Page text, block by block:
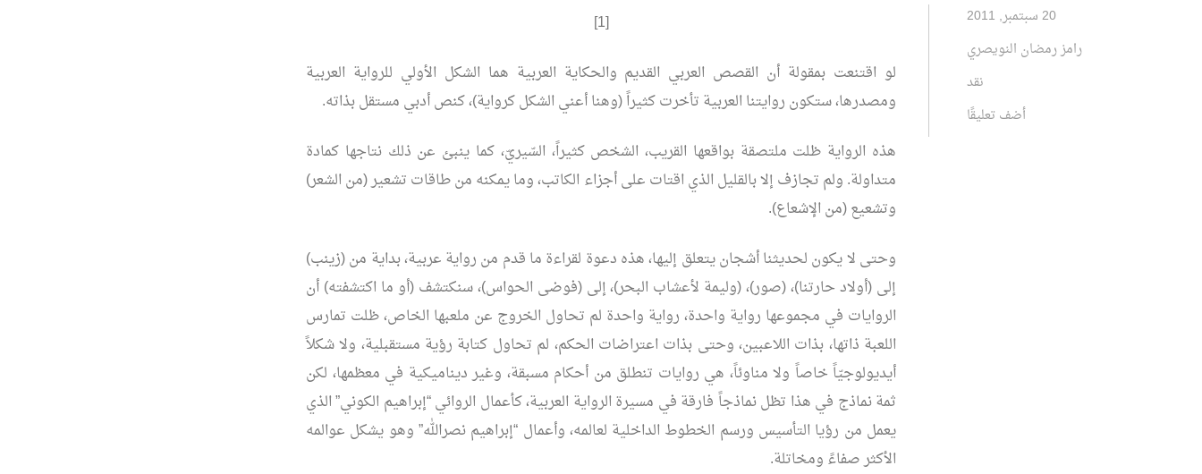
(كـذبة
أرواحـنا)*
20 سبتمبر, 2011
رامز رمضان النويصري
نقد
أضف تعليقًا
[1]
لو اقتنعت بمقولة أن القصص العربي القديم والحكاية العربية هما الشكل الأولي للرواية العربية
ومصدرها، ستكون روايتنا العربية تأخرت كثيراً (وهنا أعني الشكل كرواية)، كنص أدبي مستقل بذاته.
هذه الرواية ظلت ملتصقة بواقعها القريب، الشخص كثيراً، السّيريّ، كما ينبئ عن ذلك نتاجها كمادة
متداولة. ولم تجازف إلا بالقليل الذي اقتات على أجزاء الكاتب، وما يمكنه من طاقات تشعير (من الشعر)
وتشعيع (من الإشعاع).
وحتى لا يكون لحديثنا أشجان يتعلق إليها، هذه دعوة لقراءة ما قدم من رواية عربية، بداية من (زينب)
إلى (أولاد حارتنا)، (صور)، (وليمة لأعشاب البحر)، إلى (فوضى الحواس)، سنكتشف (أو ما اكتشفته) أن
الروايات في مجموعها رواية واحدة، رواية واحدة لم تحاول الخروج عن ملعبها الخاص، ظلت تمارس
اللعبة ذاتها، بذات اللاعبين، وحتى بذات اعتراضات الحكم، لم تحاول كتابة رؤية مستقبلية، ولا شكلاً
أيديولوجيّاً خاصاً ولا مناوئاً، هي روايات تنطلق من أحكام مسبقة، وغير ديناميكية في معظمها، لكن
ثمة نماذج في هذا تظل نماذجاً فارقة في مسيرة الرواية العربية، كأعمال الروائي “إبراهيم الكوني” الذي
يعمل من رؤيا التأسيس ورسم الخطوط الداخلية لعالمه، وأعمال “إبراهيم نصرالله” وهو يشكل عوالمه
الأكثر صفاءً ومخاتلة.